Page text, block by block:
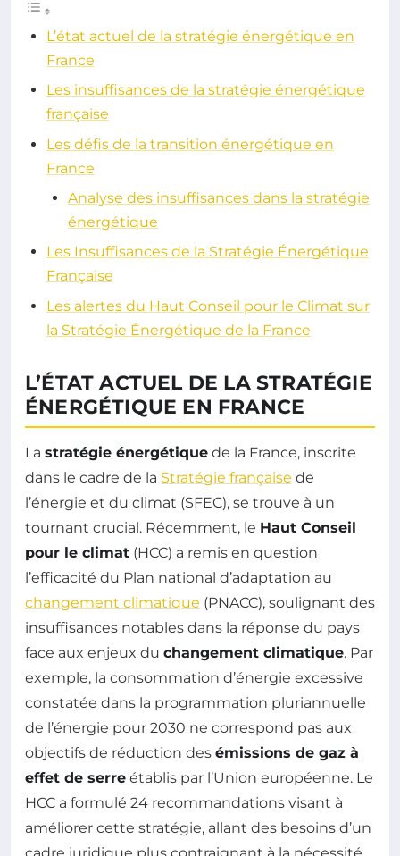
L’état actuel de la stratégie énergétique en
France
Les insuffisances de la stratégie énergétique
française
Les défis de la transition énergétique en
France
Analyse des insuffisances dans la stratégie
énergétique
Les Insuffisances de la Stratégie Énergétique
Française
Les alertes du Haut Conseil pour le Climat sur
la Stratégie Énergétique de la France
L’ÉTAT ACTUEL DE LA STRATÉGIE
ÉNERGÉTIQUE EN FRANCE
La stratégie énergétique de la France, inscrite
dans le cadre de la Stratégie française de
l’énergie et du climat (SFEC), se trouve à un
tournant crucial. Récemment, le Haut Conseil
pour le climat (HCC) a remis en question
l’efficacité du Plan national d’adaptation au
changement climatique (PNACC), soulignant des
insuffisances notables dans la réponse du pays
face aux enjeux du changement climatique. Par
exemple, la consommation d’énergie excessive
constatée dans la programmation pluriannuelle
de l’énergie pour 2030 ne correspond pas aux
objectifs de réduction des émissions de gaz à
effet de serre établis par l’Union européenne. Le
HCC a formulé 24 recommandations visant à
améliorer cette stratégie, allant des besoins d’un